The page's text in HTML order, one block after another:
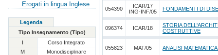
Erogati in lingua Inglese
Legenda
Tipo Insegnamento (Tipo)
I
Corso Integrato
M
Monodisciplinare
054390
ICAR/17
ING-INF/05
FONDAMENTI DI
096374 ICAR/18
STORIA
COSTRUTTIVE
055823 MAT/05 ANALISI MATEMATICA